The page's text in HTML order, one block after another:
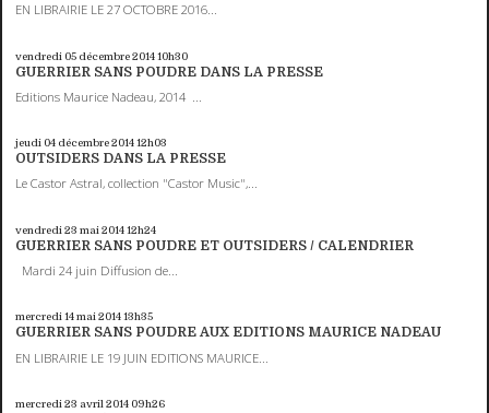
EN LIBRAIRIE LE 27 OCTOBRE 2016...
vendredi 05 décembre 201410h30
GUERRIER SANS POUDRE DANS LA PRESSE
Editions Maurice Nadeau, 2014 ...
jeudi 04 décembre 201412h03
OUTSIDERS DANS LA PRESSE
Le Castor Astral, collection "Castor Music",...
vendredi 23 mai 201412h24
GUERRIER SANS POUDRE ET OUTSIDERS / CALENDRIER
Mardi 24 juin Diffusion de...
mercredi 14mai 201413h35
GUERRIER SANS POUDRE AUX EDITIONS MAURICE NADEAU
EN LIBRAIRIE LE 19 JUIN EDITIONS MAURICE...
mercredi 23 avril 2014 09h26